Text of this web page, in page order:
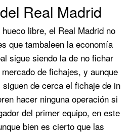
Real Madrid
libre, el Real Madrid no
que tambaleen la economía
sigue siendo la de no fichar
de fichajes, y aunque
de cerca el fichaje de in
hacer ninguna operación si
del primer equipo, en este
bien es cierto que las